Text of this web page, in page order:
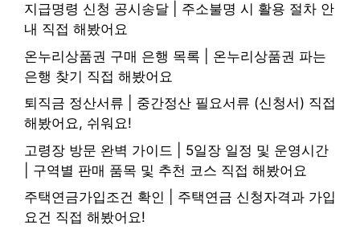
지급명령 신청 공시송달 | 주소불명 시 활용 절차 안
내 직접 해봤어요
온누리상품권 구매 은행 목록 | 온누리상품권 파는
은행 찾기 직접 해봤어요
퇴직금 정산서류 | 중간정산 필요서류 (신청서) 직접
해봤어요, 쉬워요!
고령장 방문 완벽 가이드 | 5일장 일정 및 운영시간
| 구역별 판매 품목 및 추천 코스 직접 해봤어요
주택연금가입조건 확인 | 주택연금 신청자격과 가입
요건 직접 해봤어요!